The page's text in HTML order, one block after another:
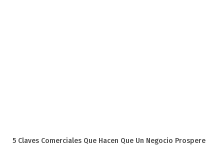
5 Claves Comerciales Que Hacen Que Un Negocio Prospere